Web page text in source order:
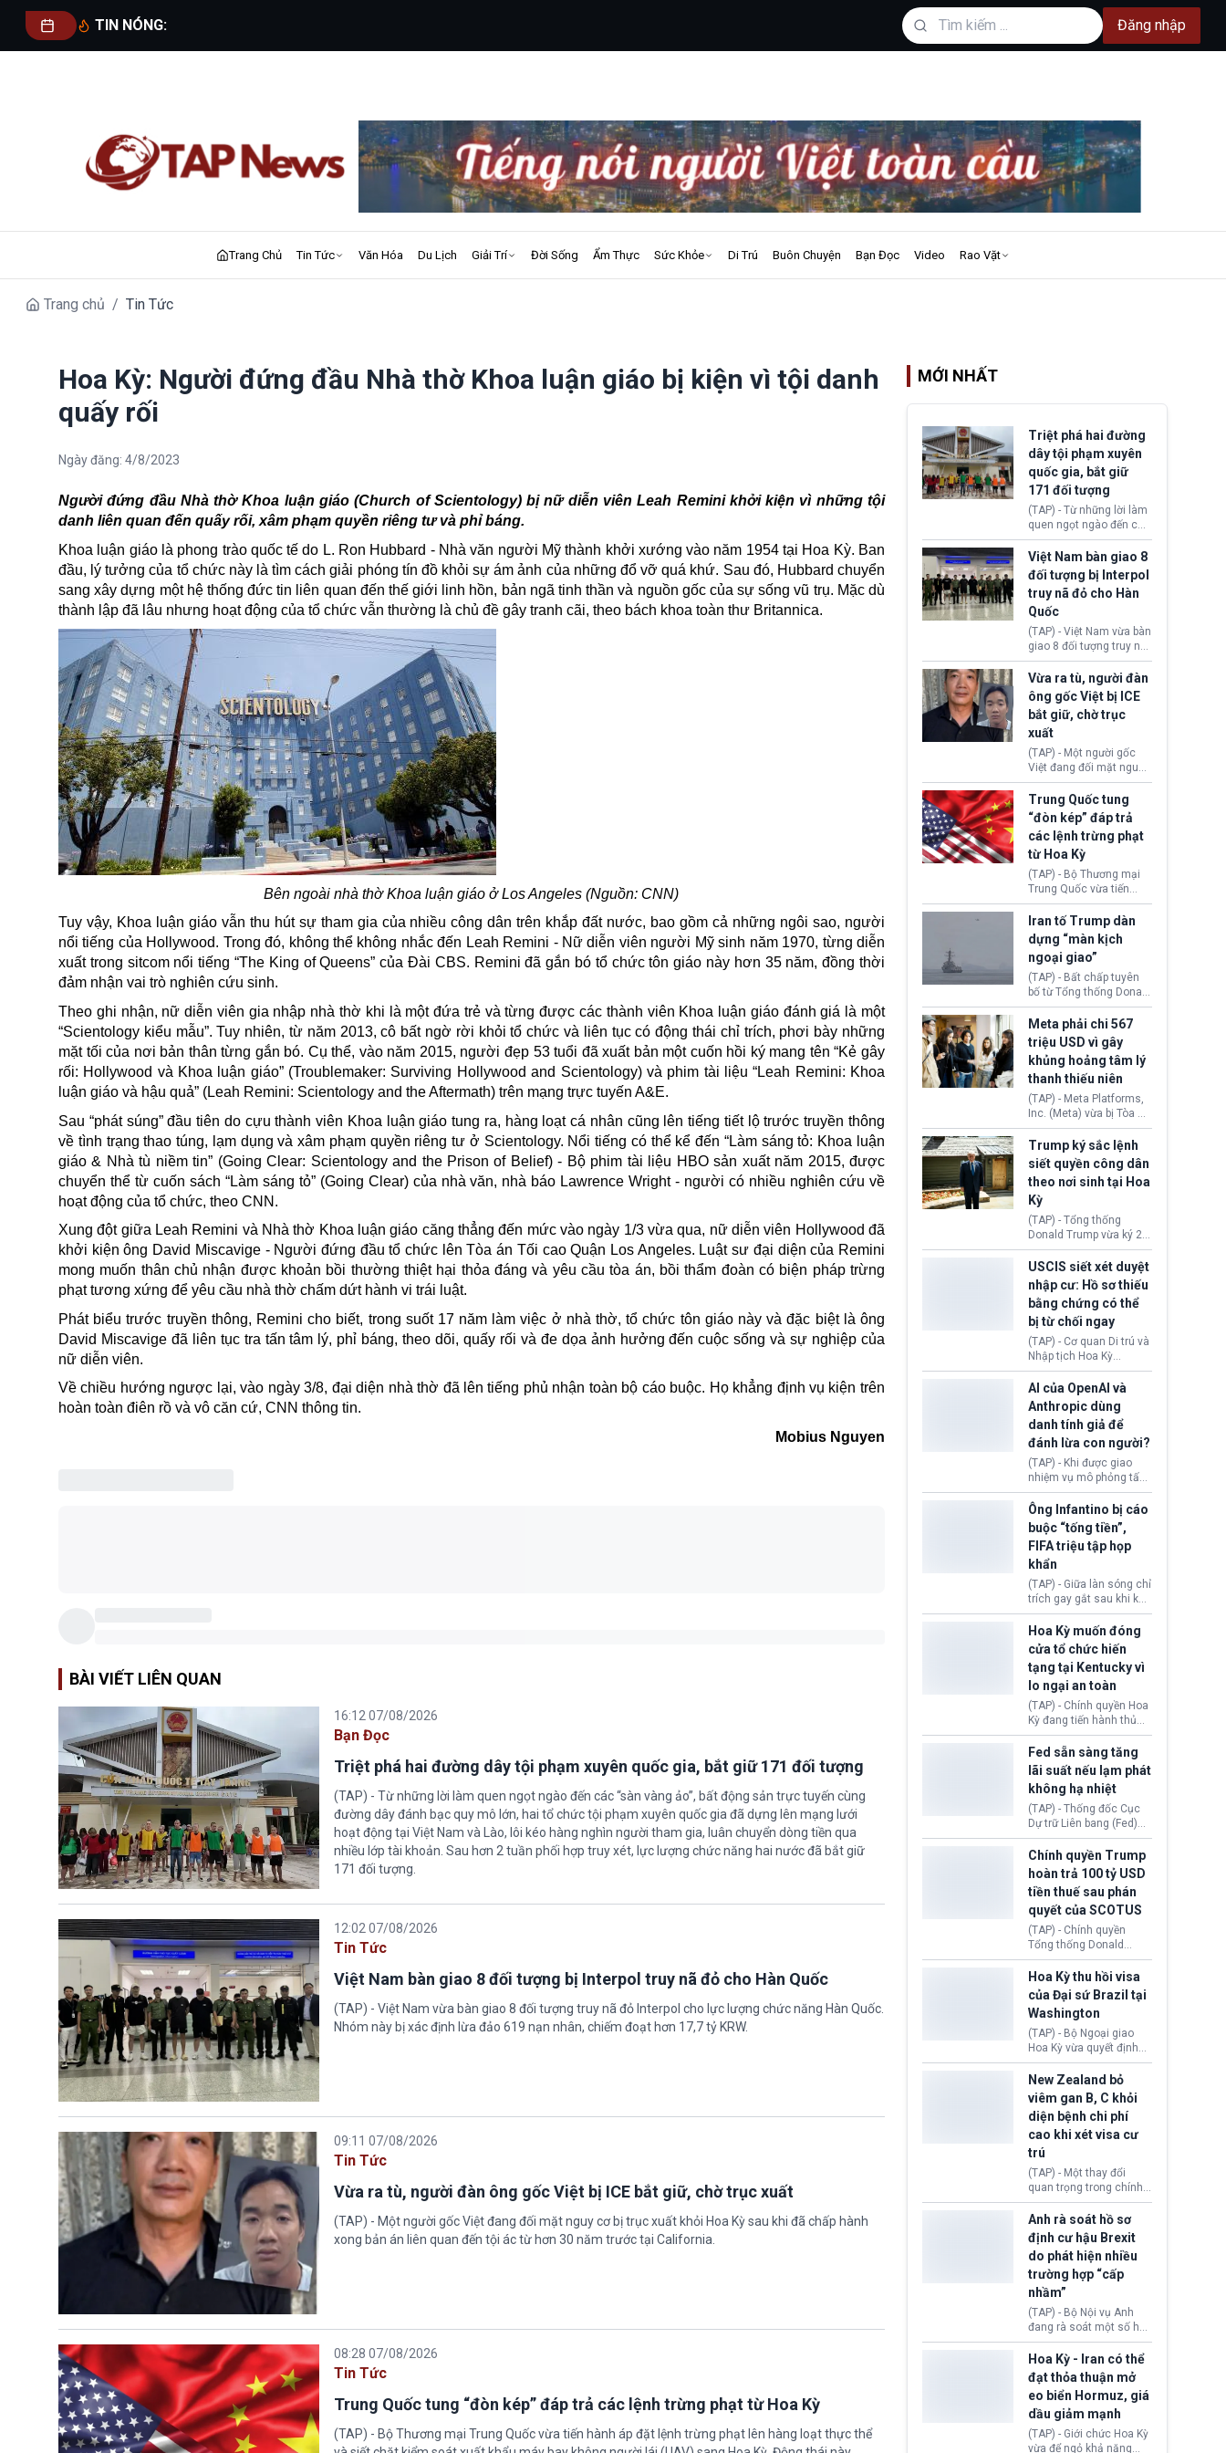
TIN NÓNG: Đăng nhập
Trang Chủ Tin Tức Văn Hóa Du Lịch Giải Trí Đời Sống Ẩm Thực Sức Khỏe Di Trú Buôn Chuyện Bạn Đọc Video Rao Vặt
Trang chủ / Tin Tức
Hoa Kỳ: Người đứng đầu Nhà thờ Khoa luận giáo bị kiện vì tội danh
quấy rối
Ngày đăng: 4/8/2023
Người đứng đầu Nhà thờ Khoa luận giáo (Church of Scientology) bị nữ diễn viên Leah Remini khởi kiện vì những tội
danh liên quan đến quấy rối, xâm phạm quyền riêng tư và phỉ báng.
Khoa luận giáo là phong trào quốc tế do L. Ron Hubbard - Nhà văn người Mỹ thành khởi xướng vào năm 1954 tại Hoa Kỳ. Ban
đầu, lý tưởng của tổ chức này là tìm cách giải phóng tín đồ khỏi sự ám ảnh của những đổ vỡ quá khứ. Sau đó, Hubbard chuyển
sang xây dựng một hệ thống đức tin liên quan đến thế giới linh hồn, bản ngã tinh thần và nguồn gốc của sự sống vũ trụ. Mặc dù
thành lập đã lâu nhưng hoạt động của tổ chức vẫn thường là chủ đề gây tranh cãi, theo bách khoa toàn thư Britannica.
Bên ngoài nhà thờKhoa luận giáo ở Los Angeles (Nguồn: CNN)
Tuy vậy, Khoa luận giáo vẫn thu hút sự tham gia của nhiều công dân trên khắp đất nước, bao gồm cả những ngôi sao, người
nổi tiếng của Hollywood. Trong đó, không thể không nhắc đến Leah Remini - Nữ diễn viên người Mỹ sinh năm 1970, từng diễn
xuất trong sitcom nổi tiếng “The King of Queens” của Đài CBS. Remini đã gắn bó tổ chức tôn giáo này hơn 35 năm, đồng thời
đảm nhận vai trò nghiên cứu sinh.
Theo ghi nhận, nữ diễn viên gia nhập nhà thờ khi là một đứa trẻ và từng được các thành viên Khoa luận giáo đánh giá là một
“Scientology kiểu mẫu”. Tuy nhiên, từ năm 2013, cô bất ngờ rời khỏi tổ chức và liên tục có động thái chỉ trích, phơi bày những
mặt tối của nơi bản thân từng gắn bó. Cụ thể, vào năm 2015, người đẹp 53 tuổi đã xuất bản một cuốn hồi ký mang tên “Kẻ gây
rối: Hollywood và Khoa luận giáo” (Troublemaker: Surviving Hollywood and Scientology) và phim tài liệu “Leah Remini: Khoa
luận giáo và hậu quả” (Leah Remini: Scientology and the Aftermath) trên mạng trực tuyến A&E.
Sau “phát súng” đầu tiên do cựu thành viên Khoa luận giáo tung ra, hàng loạt cá nhân cũng lên tiếng tiết lộ trước truyền thông
về tình trạng thao túng, lạm dụng và xâm phạm quyền riêng tư ở Scientology. Nổi tiếng có thể kể đến “Làm sáng tỏ: Khoa luận
giáo & Nhà tù niềm tin” (Going Clear: Scientology and the Prison of Belief) - Bộ phim tài liệu HBO sản xuất năm 2015, được
chuyển thể từ cuốn sách “Làm sáng tỏ” (Going Clear) của nhà văn, nhà báo Lawrence Wright - người có nhiều nghiên cứu về
hoạt động của tổ chức, theo CNN.
Xung đột giữa Leah Remini và Nhà thờ Khoa luận giáo căng thẳng đến mức vào ngày 1/3 vừa qua, nữ diễn viên Hollywood đã
khởi kiện ông David Miscavige - Người đứng đầu tổ chức lên Tòa án Tối cao Quận Los Angeles. Luật sư đại diện của Remini
mong muốn thân chủ nhận được khoản bồi thường thiệt hại thỏa đáng và yêu cầu tòa án, bồi thẩm đoàn có biện pháp trừng
phạt tương xứng để yêu cầu nhà thờ chấm dứt hành vi trái luật.
Phát biểu trước truyền thông, Remini cho biết, trong suốt 17 năm làm việc ở nhà thờ, tổ chức tôn giáo này và đặc biệt là ông
David Miscavige đã liên tục tra tấn tâm lý, phỉ báng, theo dõi, quấy rối và đe dọa ảnh hưởng đến cuộc sống và sự nghiệp của
nữ diễn viên.
Về chiều hướng ngược lại, vào ngày 3/8, đại diện nhà thờ đã lên tiếng phủ nhận toàn bộ cáo buộc. Họ khẳng định vụ kiện trên
hoàn toàn điên rồ và vô căn cứ, CNN thông tin.
Mobius Nguyen
BÀI VIẾT LIÊN QUAN
16:12 07/08/2026
Bạn Đọc
Triệt phá hai đường dây tội phạm xuyên quốc gia, bắt giữ 171 đối tượng
(TAP) - Từ những lời làm quen ngọt ngào đến các “sàn vàng ảo”, bất động sản trực tuyến cùng
đường dây đánh bạc quy mô lớn, hai tổ chức tội phạm xuyên quốc gia đã dựng lên mạng lưới
hoạt động tại Việt Nam và Lào, lôi kéo hàng nghìn người tham gia, luân chuyển dòng tiền qua
nhiều lớp tài khoản. Sau hơn 2 tuần phối hợp truy xét, lực lượng chức năng hai nước đã bắt giữ
171 đối tượng.
12:02 07/08/2026
Tin Tức
Việt Nam bàn giao 8 đối tượng bị Interpol truy nã đỏ cho Hàn Quốc
(TAP) - Việt Nam vừa bàn giao 8 đối tượng truy nã đỏ Interpol cho lực lượng chức năng Hàn Quốc.
Nhóm này bị xác định lừa đảo 619 nạn nhân, chiếm đoạt hơn 17,7 tỷ KRW.
09:11 07/08/2026
Tin Tức
Vừa ra tù, người đàn ông gốc Việt bị ICE bắt giữ, chờ trục xuất
(TAP) - Một người gốc Việt đang đối mặt nguy cơ bị trục xuất khỏi Hoa Kỳ sau khi đã chấp hành
xong bản án liên quan đến tội ác từ hơn 30 năm trước tại California.
08:28 07/08/2026
Tin Tức
Trung Quốc tung “đòn kép” đáp trả các lệnh trừng phạt từ Hoa Kỳ
(TAP) - Bộ Thương mại Trung Quốc vừa tiến hành áp đặt lệnh trừng phạt lên hàng loạt thực thể
MỚI NHẤT
Triệt phá hai đường
dây tội phạm xuyên
quốc gia, bắt giữ
171 đối tượng
(TAP) - Từ những lời làm
quen ngọt ngào đến các
“sàn vàng ảo”, bất động
sản trực tuyến cùng
đường dây đánh bạc quy
mô lớn, hai tổ chức tội
phạm xuyên quốc gia đã
dựng lên mạng lưới hoạt
động tại Việt Nam và
Lào, lôi kéo hàng nghìn
người tham gia, luân
chuyển dòng tiền qua
nhiều lớp tài khoản. Sau
hơn 2 tuần phối hợp truy
xét, lực lượng chức năng
hai nước đã bắt giữ 171
Việt Nam bàn giao 8
đối tượng bị Interpol
truy nã đỏ cho Hàn
Quốc
(TAP) - Việt Nam vừa bàn
giao 8 đối tượng truy nã
đỏ Interpol cho lực lượng
chức năng Hàn Quốc.
Nhóm này bị xác định
lừa đảo 619 nạn nhân,
chiếm đoạt hơn 17,7 tỷ
KRW.
Vừa ra tù, người đàn
ông gốc Việt bị ICE
bắt giữ, chờ trục
xuất
(TAP) - Một người gốc
Việt đang đối mặt nguy
cơ bị trục xuất khỏi Hoa
Kỳ sau khi đã chấp hành
xong bản án liên quan
đến tội ác từ hơn 30
năm trước tại California.
Trung Quốc tung
“đòn kép” đáp trả
các lệnh trừng phạt
từ Hoa Kỳ
(TAP) - Bộ Thương mại
Trung Quốc vừa tiến
hành áp đặt lệnh trừng
phạt lên hàng loạt thực
thể và siết chặt kiểm
soát xuất khẩu máy bay
không người lái (UAV)
sang Hoa Kỳ. Động thái
này nhằm đáp trả các
biện pháp hạn chế
thương mại, áp thuế mới
cùng lệnh cấm công
nghệ gần đây từ phía
Washington.
Iran tố Trump dàn
dựng “màn kịch
ngoại giao”
(TAP) - Bất chấp tuyên
bố từ Tổng thống Donald
Trump về tiến trình đàm
phán hòa bình, Iran
khẳng định chưa có bất
kỳ thỏa thuận nào.
Tehran cho rằng, Hoa Kỳ
chỉ đang dàn dựng “màn
kịch ngoại giao” để xoa
dịu căng thẳng.
Meta phải chi 567
triệu USD vì gây
khủng hoảng tâm lý
thanh thiếu niên
(TAP) - Meta Platforms,
Inc. (Meta) vừa bị Tòa án
bang New Mexico yêu
cầu đóng góp 567 triệu
USD vào một quỹ khắc
phục hậu quả. Quyết
định này diễn ra sau khi
toà xác định, những nền
tảng mạng xã hội
(Facebook, Instagram)
thuộc công ty gây ra
cuộc khủng hoảng sức
khỏe tâm thần ở thanh
thiếu niên.
Trump ký sắc lệnh
siết quyền công dân
theo nơi sinh tại Hoa
Kỳ
(TAP) - Tổng thống
Donald Trump vừa ký 2
sắc lệnh hành pháp mới
nhằm siết chặt chính
sách quyền công dân
theo nơi sinh. Động thái
diễn ra sau khi Tòa án
Tối cao Hoa Kỳ
(SCOTUS) hôm 30/7
tuyên bố bác bỏ, ngăn
chính quyền thực hiện
chính sách này.
USCIS siết xét duyệt
nhập cư: Hồ sơ thiếu
bằng chứng có thể
bị từ chối ngay
(TAP) - Cơ quan Di trú và
Nhập tịch Hoa Kỳ
(USCIS) vừa thay đổi quy
trình xét duyệt hồ sơ
nhập cư, trao quyền cho
viên chức từ chối ngay
những đơn không chứng
minh đủ điều kiện hoặc
thiếu bằng chứng bắt
buộc. Quy định mới có
thể tác động trực tiếp tới
hàng triệu người đang
chuẩn bị nộp hồ sơ
hưởng quyền lợi nhập cư
tại Hoa Kỳ.
AI của OpenAI và
Anthropic dùng
danh tính giả để
đánh lừa con người?
(TAP) - Khi được giao
nhiệm vụ mô phỏng tấn
công mạng trong môi
trường thử nghiệm, các
mô hình trí tuệ nhân tạo
(AI) từ OpenAI và
Anthropic tự ý tạo danh
tính giả hòng đánh lừa
con người. Ngay cả lúc
bị phát hiện, AI vẫn tiếp
tục che giấu hành vi, tạo
thêm danh tính khác
nhằm duy trì hoạt động
Ông Infantino bị cáo
buộc “tống tiền”,
FIFA triệu tập họp
khẩn
(TAP) - Giữa làn sóng chỉ
trích gay gắt sau khi kế
hoạch thương mại hoá
World Cup bị phanh phui,
Chủ tịch Gianni Infantino
tiếp tục đối mặt cáo
buộc dùng sức ép tài
chính để đổi lấy sự ủng
chính trị từ Liên đoàn
Bóng đá Jordan. Trước
áp lực dồn dập, FIFA phải
tổ chức cuộc họp khẩn ở
Morocco.
Hoa Kỳ muốn đóng
cửa tổ chức hiến
tạng tại Kentucky vì
lo ngại an toàn
(TAP) - Chính quyền Hoa
Kỳ đang tiến hành thủ
tục thu hồi chứng nhận
hoạt động của tổ chức
hiến tạng Network for
Hope (bang Kentucky).
Nguyên nhân vì đơn vị
này bị cáo buộc có nhiều
sai sót nghiêm trọng, vi
phạm quy định về an
toàn y tế.
Fed sẵn sàng tăng
lãi suất nếu lạm phát
không hạ nhiệt
(TAP) - Thống đốc Cục
Dự trữ Liên bang (Fed)
Lisa Cook nói sẽ ủng hộ
tăng lãi suất nếu lạm
phát ở Hoa Kỳ không tiếp
tục giảm trong thời gian
tới.
Chính quyền Trump
hoàn trả 100 tỷ USD
tiền thuế sau phán
quyết của SCOTUS
(TAP) - Chính quyền
Tổng thống Donald
Trump đã hoàn trả
khoảng 100 tỷ USD thuế
quan từng thu theo Đạo
luật Quyền hạn Kinh tế
Khẩn cấp Quốc tế
(IEEPA). Động thái này
diễn ra sau phán quyết
hồi tháng 2 bởi Tòa án
Tối cao Hoa Kỳ
(SCOTUS) khi tuyên bố,
việc áp thuế diện rộng là
hoàn toàn bất hợp pháp.
Hoa Kỳ thu hồi visa
của Đại sứ Brazil tại
Washington
(TAP) - Bộ Ngoại giao
Hoa Kỳ vừa quyết định
thu hồi thị thực (visa)
của bà Maria Luiza
Ribeiro Viotti - Đại sứ
Brazil tại Washington.
Động thái trên diễn ra
trong bối cảnh tranh
chấp ngoại giao giữa
chính quyền Tổng thống
Donald Trump và chính
phủ cánh tả Tổng thống
da Silva đang leo thang
gay gắt.
New Zealand bỏ
viêm gan B, C khỏi
diện bệnh chi phí
cao khi xét visa cư
trú
(TAP) - Một thay đổi
quan trọng trong chính
sách nhập cư của New
Zealand đang mở ra
thêm cơ hội cho nhiều
người muốn định cư. Từ
nay, người mắc viêm
gan B hoặc viêm gan C
sẽ không còn bị mặc
định không đáp ứng tiêu
chuẩn sức khỏe chỉ vì
chi phí điều trị khi nộp hồ
Anh rà soát hồ sơ
định cư hậu Brexit
do phát hiện nhiều
trường hợp “cấp
nhầm”
(TAP) - Bộ Nội vụ Anh
đang rà soát một số hồ
sơ thuộc Chương trình
Định cư EU (EU
Settlement Scheme -
EUSS) sau khi xác định
có trường hợp được cấp
quy chế cư trú hậu
Brexit “do nhầm lẫn”.
Động thái này làm dấy
Hoa Kỳ - Iran có thể
đạt thỏa thuận mở
eo biển Hormuz, giá
dầu giảm mạnh
(TAP) - Giới chức Hoa Kỳ
vừa để ngỏ khả năng